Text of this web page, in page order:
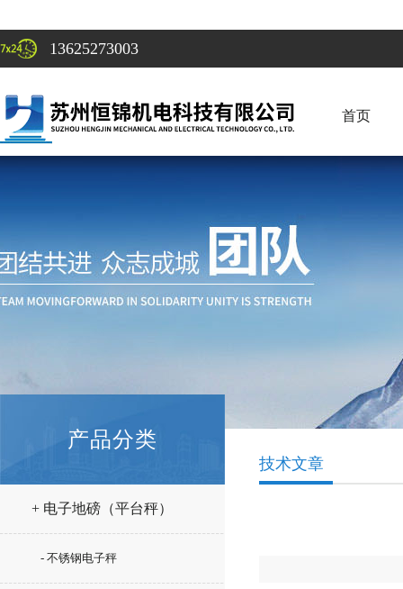
13625273003
首页
产品分类
+ 电子地磅（平台秤）
- 不锈钢电子秤
技术文章